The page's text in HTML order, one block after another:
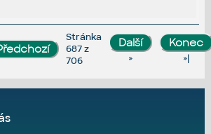
Stránka
687 z
706
» »|